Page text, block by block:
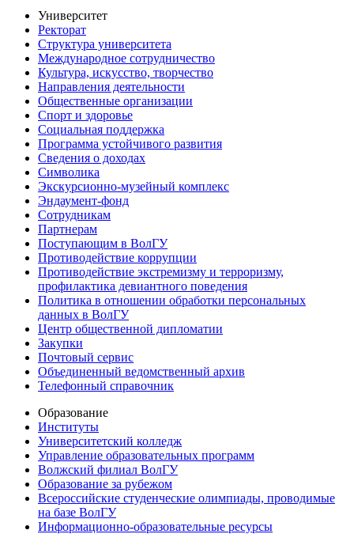
Университет
Ректорат
Структура университета
Международное сотрудничество
Культура, искусство, творчество
Направления деятельности
Общественные организации
Спорт и здоровье
Социальная поддержка
Программа устойчивого развития
Сведения о доходах
Символика
Экскурсионно-музейный комплекс
Эндаумент-фонд
Сотрудникам
Партнерам
Поступающим в ВолГУ
Противодействие коррупции
Противодействие экстремизму и терроризму,
профилактика девиантного поведения
Политика в отношении обработки персональных
данных в ВолГУ
Центр общественной дипломатии
Закупки
Почтовый сервис
Объединенный ведомственный архив
Телефонный справочник
Образование
Институты
Университетский колледж
Управление образовательных программ
Волжский филиал ВолГУ
Образование за рубежом
Всероссийские студенческие олимпиады, проводимые
на базе ВолГУ
Информационно-образовательные ресурсы